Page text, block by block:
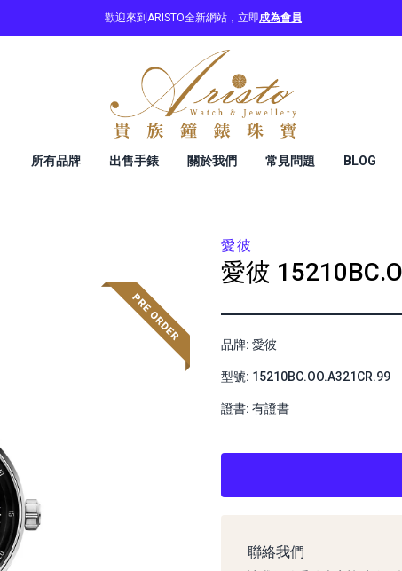
歡迎來到ARISTO全新網站，立即成為會員
所有品牌 出售手錶 關於我們 常見問題 BLOG
愛彼
愛彼
品牌: 愛彼
型號: 15210BC.OO.A321CR.99
證書: 有證書
聯絡我們